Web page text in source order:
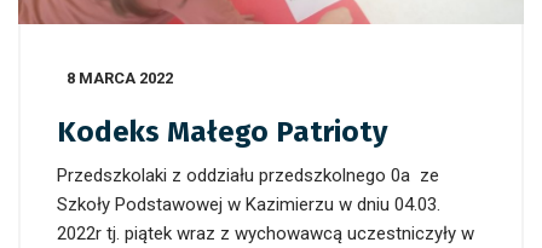
8 MARCA 2022
Kodeks Małego Patrioty
Przedszkolaki z oddziału przedszkolnego 0a ze
Szkoły Podstawowej w Kazimierzu w dniu 04.03.
2022r tj. piątek wraz z wychowawcą uczestniczyły w